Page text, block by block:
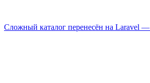
Сложный каталог перенесён на Laravel —